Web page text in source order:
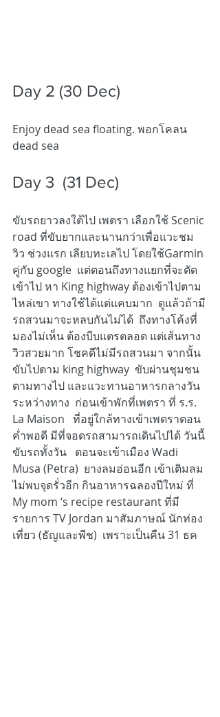
Day 2 (30 Dec)
Enjoy dead sea floating. พอกโคลน
dead sea
Day 3  (31 Dec)
ขับรถยาวลงใต้ไป เพตรา เลือกใช้ Scenic
road ที่ขับยากและนานกว่าเพื่อแวะชม
วิว ช่วงแรก เลียบทะเลไป โดยใช้Garmin
คู่กับ google  แต่ตอนถึงทางแยกที่จะตัด
เข้าไป หา King highway ต้องเข้าไปตาม
ไหล่เขา ทางใช้ได้แต่แคบมาก  ดูแล้วถ้ามี
รถสวนมาจะหลบกันไม่ได้  ถึงทางโค้งที่
มองไม่เห็น ต้องบีบแตรตลอด แต่เส้นทาง
วิวสวยมาก โชคดีไม่มีรถสวนมา จากนั้น
ขับไปตาม king highway  ขับผ่านชุมชน
ตามทางไป และแวะทานอาหารกลางวัน
ระหว่างทาง  ก่อนเข้าพักที่เพตรา ที่ ร.ร.
La Maison   ที่อยู่ใกล้ทางเข้าเพตราตอน
ค่ำพอดี มีที่จอดรถสามารถเดินไปได้ วันนี้
ขับรถทั้งวัน   ตอนจะเข้าเมือง Wadi
Musa (Petra)  ยางลมอ่อนอีก เข้าเติมลม
ไม่พบจุดรั่วอีก กินอาหารฉลองปีใหม่ ที่
My mom ‘s recipe restaurant ที่มี
รายการ TV Jordan มาสัมภาษณ์ นักท่อง
เที่ยว (ธัญและพีช)  เพราะเป็นคืน 31 ธค